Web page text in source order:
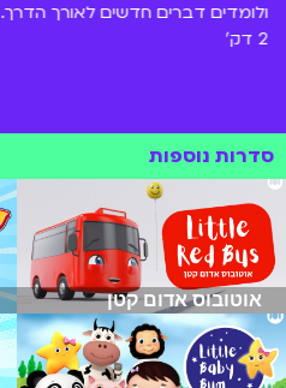
ולומדים דברים חדשים לאורך הדרך.
2 דק'
סדרות נוספות
אוטובוס אדום קטן